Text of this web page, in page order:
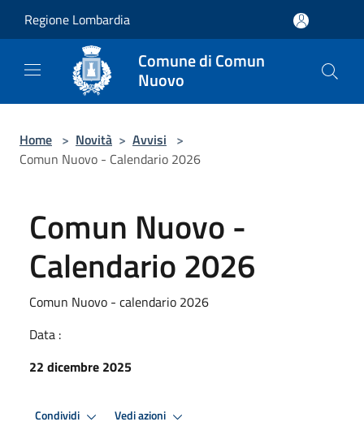
Regione Lombardia
Comune di Comun
Nuovo
Home > Novità > Avvisi >
Comun Nuovo - Calendario 2026
Comun Nuovo -
Calendario 2026
Comun Nuovo - calendario 2026
Data :
22 dicembre 2025
Condividi Vedi azioni